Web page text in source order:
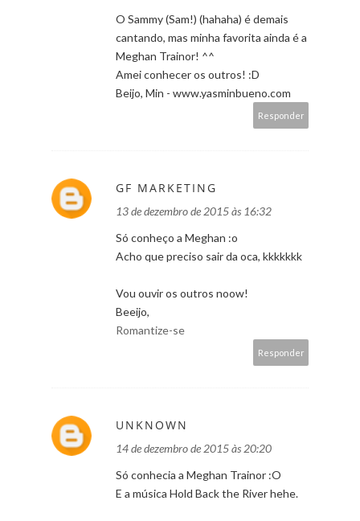
O Sammy (Sam!) (hahaha) é demais
cantando, mas minha favorita ainda é a
Meghan Trainor! ^^
Amei conhecer os outros! :D
Beijo, Min - www.yasminbueno.com
Responder
GF MARKETING
13 de dezembro de 2015 às 16:32
Só conheço a Meghan :o
Acho que preciso sair da oca, kkkkkkk
Vou ouvir os outros noow!
Beeijo,
Romantize-se
Responder
UNKNOWN
14 de dezembro de 2015 às 20:20
Só conhecia a Meghan Trainor :O
E a música Hold Back the River hehe.